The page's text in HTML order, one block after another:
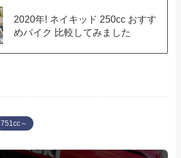
2020年! ネイキッド 250cc おすす
めバイク 比較してみました
751cc～